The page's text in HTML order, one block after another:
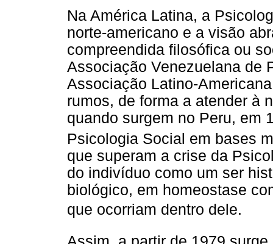
Na América Latina, a
norte-americano e a visão
compreendida filosófica ou
Associação Venezuelana de
Associação Latino-
rumos, de forma a atender à
quando surgem no Peru, em
Psicologia Social em bases
que superam a crise da
do indivíduo como um ser
biológico, em homeostase
que ocorriam dentro dele.